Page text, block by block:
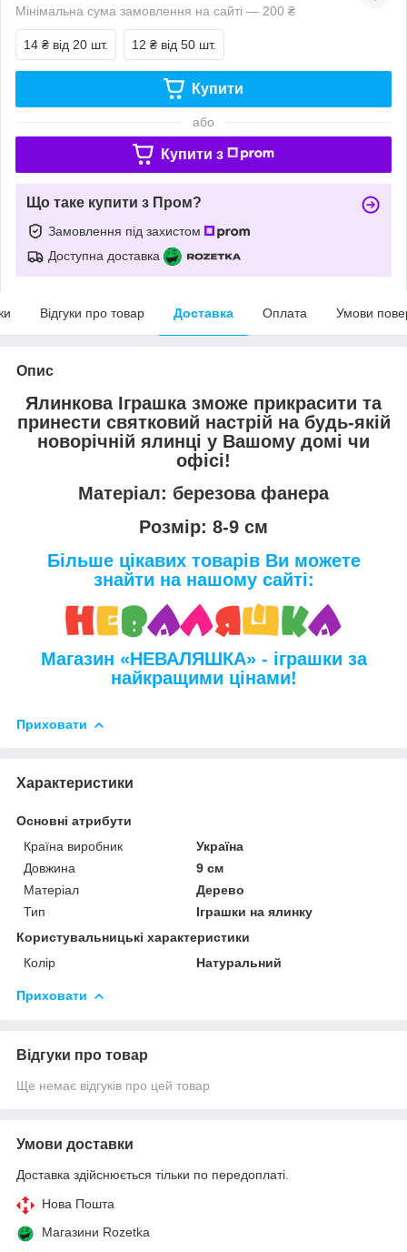
Мінімальна сума замовлення на сайті — 200 ₴
14 ₴ від 20 шт. 12 ₴ від 50 шт.
Купити
або
Купити з
Що таке купити з Пром?
Замовлення під захистом
Доступна доставка
Відгуки про товар Доставка Оплата Умови
Опис
Ялинкова Іграшка зможе прикрасити та
принести святковий настрій на будь-якій
новорічній ялинці у Вашому домі чи
офісі!
Матеріал: березова фанера
Розмір: 8-9 см
Більше цікавих товарів Ви можете
знайти на нашому сайті:
Магазин «НЕВАЛЯШКА» - іграшки за
найкращими цінами!
Приховати
Характеристики
Основні атрибути
Країна виробник
Україна
Довжина
9 см
Матеріал
Дерево
Тип
Іграшки на ялинку
Користувальницькі характеристики
Колір
Натуральний
Приховати
Відгуки про товар
Ще немає відгуків про цей товар
Умови доставки
Доставка здійснюється тільки по передоплаті.
Нова Пошта
Магазини Rozetka